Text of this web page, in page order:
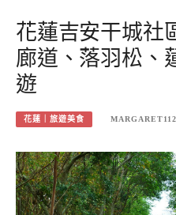
花蓮吉安干城社
廊道、落羽松、
遊
花蓮｜旅遊美食